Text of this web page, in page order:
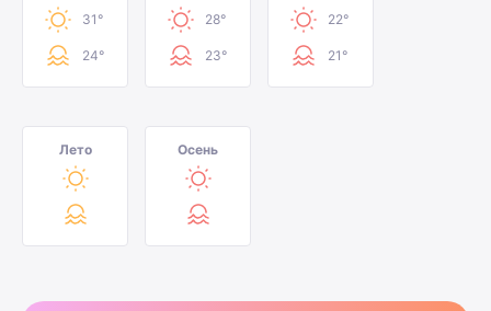
31°
24°
28°
23°
22°
21°
Лето Осень